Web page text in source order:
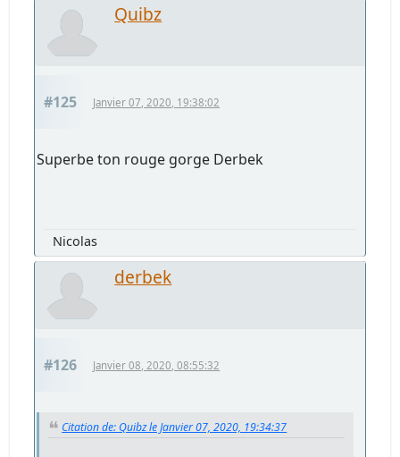
Quibz
#125 Janvier 07, 2020, 19:38:02
Superbe ton rouge gorge Derbek
Nicolas
derbek
#126 Janvier 08, 2020, 08:55:32
Citation de: Quibz le Janvier 07, 2020, 19:34:37